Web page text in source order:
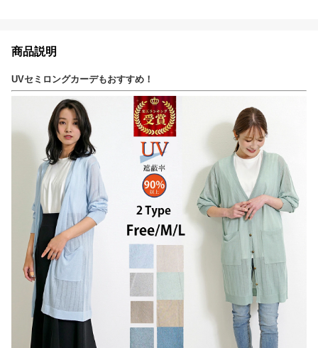
商品説明
UVセミロングカーデもおすすめ！